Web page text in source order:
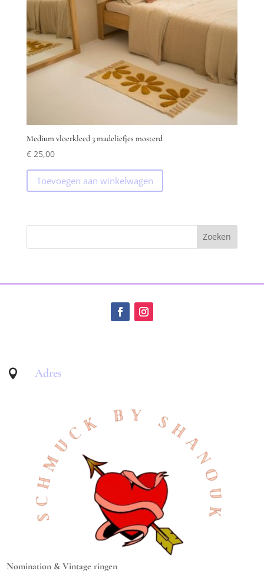
Medium vloerkleed 3 madeliefjes mosterd
€25,00
Toevoegen aan winkelwagen
 Adres
Nomination & Vintage ringen